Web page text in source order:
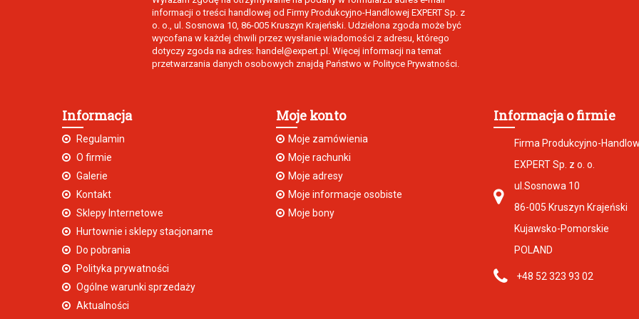
informacji o treści handlowej od Firmy Produkcyjno-Handlowej EXPERT Sp. z
o. o., ul. Sosnowa 10, 86-005 Kruszyn Krajeński. Udzielona zgoda może być
wycofana w każdej chwili przez wysłanie wiadomości z adresu, którego
dotyczy zgoda na adres: handel@expert.pl. Więcej informacji na temat
przetwarzania danych osobowych znajdą Państwo w Polityce Prywatności.
Informacja
Regulamin
O firmie
Galerie
Kontakt
Sklepy Internetowe
Hurtownie i sklepy stacjonarne
Do pobrania
Polityka prywatności
Ogólne warunki sprzedaży
Aktualności
Moje konto
Moje zamówienia
Moje rachunki
Moje adresy
Moje informacje osobiste
Moje bony
Informacja o firmie
Firma Produkcyjno-
EXPERT Sp. z o. o.
ul.Sosnowa 10
86-005 Kruszyn Krajeński
Kujawsko-Pomorskie
POLAND
+48 52 323 93 02